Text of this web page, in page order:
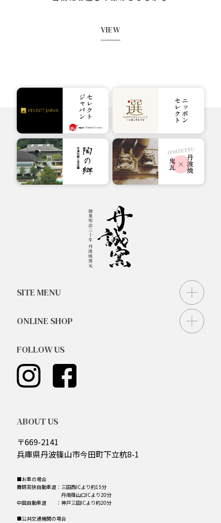
VIEW
SITE MENU
ONLINE SHOP
FOLLOW US
ABOUT US
〒669-2141
兵庫県丹波篠山市今田町下立杭8-1
■お車の場合
舞鶴若狭自動車道：三田西ICより約15分
丹南篠山口ICより20分
中国自動車道 ：神戸三田ICより約20分
■公共交通機関の場合